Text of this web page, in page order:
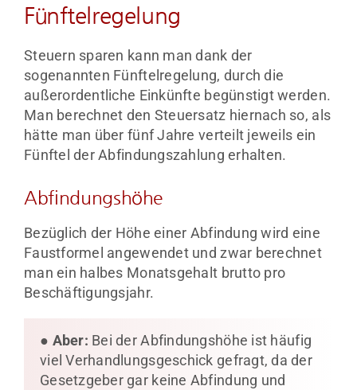
Fünftelregelung
Steuern sparen kann man dank der
sogenannten Fünftelregelung, durch die
außerordentliche Einkünfte begünstigt werden.
Man berechnet den Steuersatz hiernach so, als
hätte man über fünf Jahre verteilt jeweils ein
Fünftel der Abfindungszahlung erhalten.
Abfindungshöhe
Bezüglich der Höhe einer Abfindung wird eine
Faustformel angewendet und zwar berechnet
man ein halbes Monatsgehalt brutto pro
Beschäftigungsjahr.
● Aber: Bei der Abfindungshöhe ist häufig
viel Verhandlungsgeschick gefragt, da der
Gesetzgeber gar keine Abfindung und